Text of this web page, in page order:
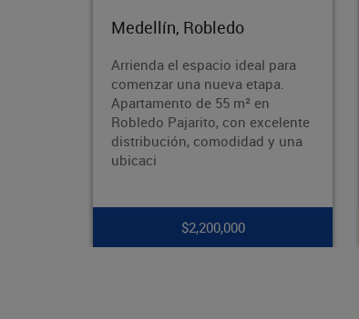
Bello, La Madera
Excelente apartamento en el
Barrio Obrero Ubicado en el
tradicional Barrio Obrero de
Bello, en una zona tranquila,
segura y con excelente acceso
al t
$1,750,000